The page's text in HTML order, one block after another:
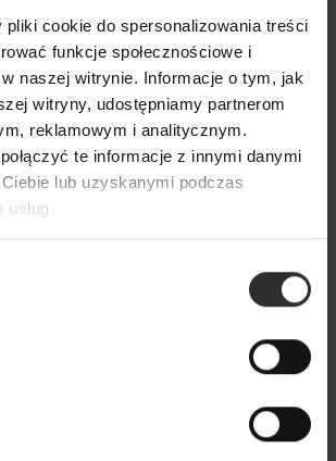
cookie do spersonalizowania treści
funkcje społecznościowe i
naszej witrynie. Informacje o tym, jak
witryny, udostępniamy partnerom
reklamowym i analitycznym.
te informacje z innymi danymi
lub uzyskanymi podczas
takimi jak na przykład
biżuteria, stanie się ona świetną
stylizacji i nada jej odpowiedni
kapelusz, sandały czy pleciona torba
niej idealny wybór na letnie wyprawy
białych spódnic w
szeroki wybór różnorodnych
klientek. Oferujemy białe
długiej czy midi. Dostępne są między
i świeżą bielą. Dzięki temu bez trudu
idealnie trafiający w Twoje gusta oraz